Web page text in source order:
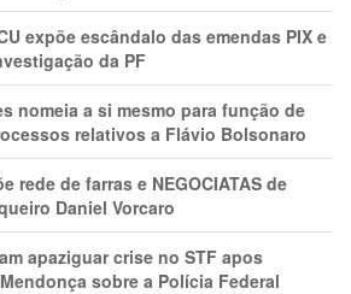
expõe escândalo das emendas PIX e
da PF
nomeia a si mesmo para função de
relativos a Flávio Bolsonaro
rede de farras e NEGOCIATAS de
Daniel Vorcaro
apaziguar crise no STF apos
sobre a Polícia Federal